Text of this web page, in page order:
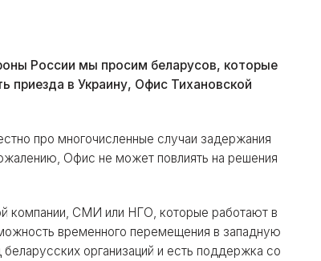
России мы просим беларусов, которые
приезда в Украину, Офис Тихановской
про многочисленные случаи задержания
Офис не может повлиять на решения
компании, СМИ или НГО, которые работают в
временного перемещения в западную
организаций и есть поддержка со